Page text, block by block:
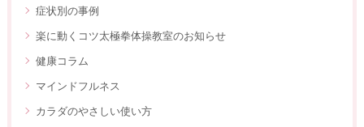
症状別の事例
楽に動くコツ太極拳体操教室のお知らせ
健康コラム
マインドフルネス
カラダのやさしい使い方